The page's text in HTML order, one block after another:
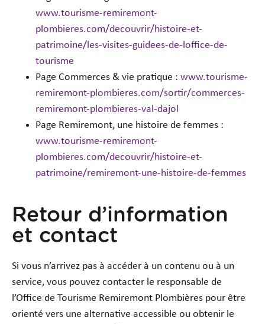
www.tourisme-remiremont-
plombieres.com/decouvrir/histoire-et-
patrimoine/les-visites-guidees-de-loffice-de-
tourisme
Page Commerces & vie pratique : www.tourisme-
remiremont-plombieres.com/sortir/commerces-
remiremont-plombieres-val-dajol
Page Remiremont, une histoire de femmes :
www.tourisme-remiremont-
plombieres.com/decouvrir/histoire-et-
patrimoine/remiremont-une-histoire-de-femmes
Retour d’information
et contact
Si vous n’arrivez pas à accéder à un contenu ou à un
service, vous pouvez contacter le responsable de
l’Office de Tourisme Remiremont Plombières pour être
orienté vers une alternative accessible ou obtenir le